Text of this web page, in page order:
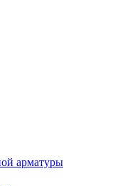
арматуры